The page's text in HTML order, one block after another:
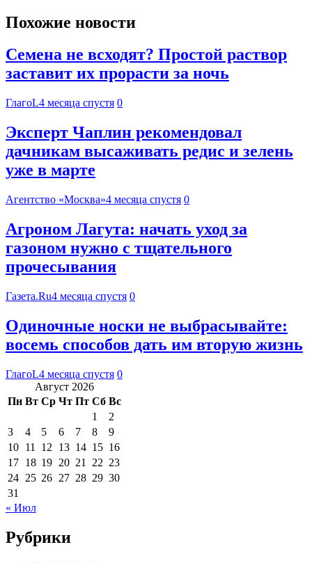
Похожие новости
Семена не всходят? Простой раствор
заставит их прорасти за ночь
ГлагоL4 месяца спустя 0
Эксперт Чаплин рекомендовал
дачникам высаживать редис и зелень
уже в марте
Агентство «Москва»4 месяца спустя 0
Агроном Лагута: начать уход за
газоном нужно с тщательного
прочесывания
Газета.Ru4 месяца спустя 0
Одиночные носки не выбрасывайте:
восемь способов дать им вторую жизнь
ГлагоL4 месяца спустя 0
Август 2026
Пн Вт Ср Чт Пт Сб Вс
1
2
3
4 5 6 7 8
9
10 11 12 13 14 15 16
17 18 19 20 21 22 23
24 25 26 27 28 29 30
31
« Июл
Рубрики